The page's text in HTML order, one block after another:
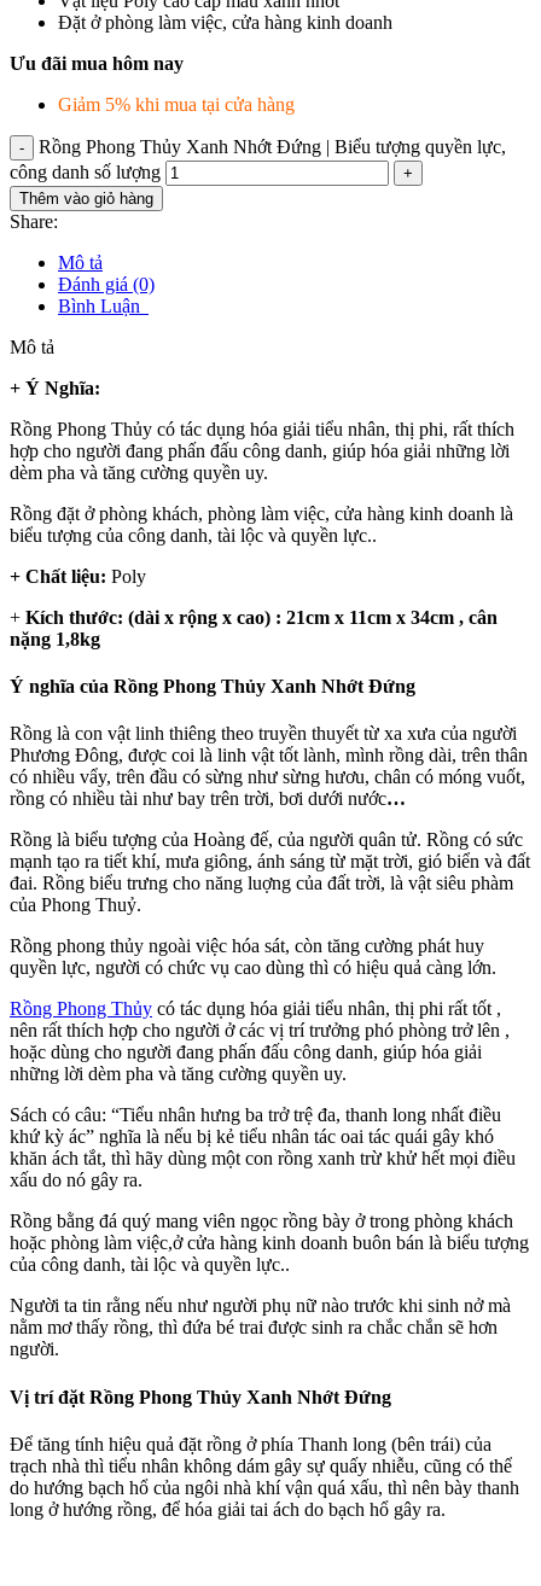
Đặt ở phòng làm việc, cửa hàng kinh doanh
Ưu đãi mua hôm nay
Giảm 5% khi mua tại cửa hàng
Rồng Phong Thủy Xanh Nhớt Đứng | Biểu tượng quyền lực,
công danh số lượng
Thêm vào giỏ hàng
Share:
Mô tả
Đánh giá (0)
Bình Luận
Mô tả
+ Ý Nghĩa:
Rồng Phong Thủy có tác dụng hóa giải tiểu nhân, thị phi, rất thích
hợp cho người đang phấn đấu công danh, giúp hóa giải những lời
dèm pha và tăng cường quyền uy.
Rồng đặt ở phòng khách, phòng làm việc, cửa hàng kinh doanh là
biểu tượng của công danh, tài lộc và quyền lực..
+ Chất liệu: Poly
+ Kích thước: (dài x rộng x cao) : 21cm x 11cm x 34cm , cân
nặng 1,8kg
Ý nghĩa của Rồng Phong Thủy Xanh Nhớt Đứng
Rồng là con vật linh thiêng theo truyền thuyết từ xa xưa của người
Phương Đông, được coi là linh vật tốt lành, mình rồng dài, trên thân
có nhiều vẩy, trên đầu có sừng như sừng hươu, chân có móng vuốt,
rồng có nhiều tài như bay trên trời, bơi dưới nước…
Rồng là biểu tượng của Hoàng đế, của người quân tử. Rồng có sức
mạnh tạo ra tiết khí, mưa giông, ánh sáng từ mặt trời, gió biển và đất
đai. Rồng biểu trưng cho năng luợng của đất trời, là vật siêu phàm
của Phong Thuỷ.
Rồng phong thủy ngoài việc hóa sát, còn tăng cường phát huy
quyền lực, người có chức vụ cao dùng thì có hiệu quả càng lớn.
Rồng Phong Thủy có tác dụng hóa giải tiểu nhân, thị phi rất tốt ,
nên rất thích hợp cho người ở các vị trí trưởng phó phòng trở lên ,
hoặc dùng cho người đang phấn đấu công danh, giúp hóa giải
những lời dèm pha và tăng cường quyền uy.
Sách có câu: “Tiểu nhân hưng ba trở trệ đa, thanh long nhất điều
khứ kỳ ác” nghĩa là nếu bị kẻ tiểu nhân tác oai tác quái gây khó
khăn ách tắt, thì hãy dùng một con rồng xanh trừ khử hết mọi điều
xấu do nó gây ra.
Rồng bằng đá quý mang viên ngọc rồng bày ở trong phòng khách
hoặc phòng làm việc,ở cửa hàng kinh doanh buôn bán là biểu tượng
của công danh, tài lộc và quyền lực..
Người ta tin rằng nếu như người phụ nữ nào trước khi sinh nở mà
nằm mơ thấy rồng, thì đứa bé trai được sinh ra chắc chắn sẽ hơn
người.
Vị trí đặt Rồng Phong Thủy Xanh Nhớt Đứng
Để tăng tính hiệu quả đặt rồng ở phía Thanh long (bên trái) của
trạch nhà thì tiểu nhân không dám gây sự quấy nhiễu, cũng có thể
do hướng bạch hổ của ngôi nhà khí vận quá xấu, thì nên bày thanh
long ở hướng rồng, để hóa giải tai ách do bạch hổ gây ra.